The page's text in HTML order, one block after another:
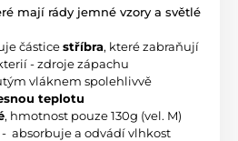
mají rády jemné vzory a světlé
částice stříbra, které zabraňují
- zdroje zápachu
teplotu
, hmotnost pouze 130g (vel. M)
absorbuje a odvádí vlhkost